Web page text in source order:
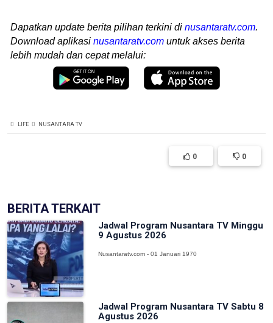
Dapatkan update berita pilihan terkini di nusantaratv.com.
Download aplikasi nusantaratv.com untuk akses berita
lebih mudah dan cepat melalui:
LIFE NUSANTARA TV
0 0
BERITA TERKAIT
Jadwal Program Nusantara TV Minggu
9 Agustus 2026
Nusantaratv.com - 01 Januari 1970
Jadwal Program Nusantara TV Sabtu 8
Agustus 2026